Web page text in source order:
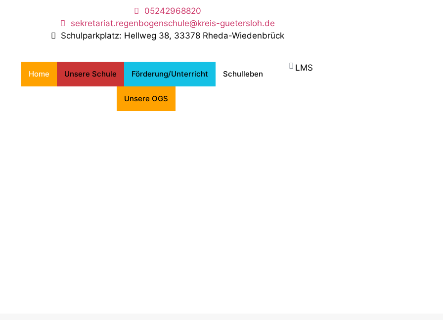
05242968820
sekretariat.regenbogenschule@kreis-guetersloh.de
Schulparkplatz: Hellweg 38, 33378 Rheda-Wiedenbrück
Home Unsere Schule Förderung/Unterricht Schulleben
Unsere OGS
LMS